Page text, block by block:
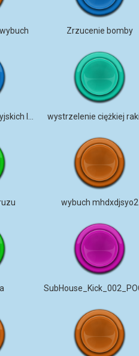
Zrzucenie bomby
wystrzelenie ciężkiej
wybuch mhdxdjsyo2